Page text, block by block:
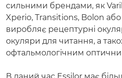
сильними брендами, як
Xperio, Transitions, Bolon
виробляє рецептурні
окуляри для читання, а
офтальмологічним
В даний час Essilor має